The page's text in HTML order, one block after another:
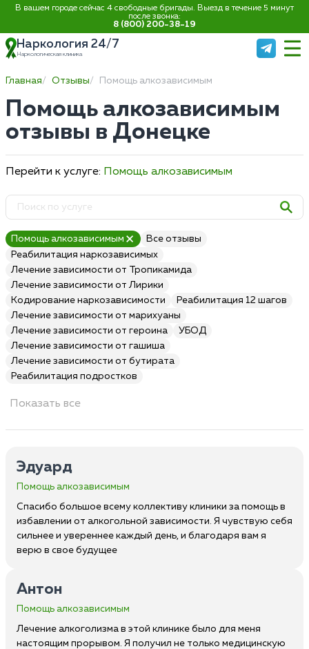
В вашем городе сейчас 4 свободные бригады. Выезд в течение 5 минут
после звонка:
8 (800) 200-38-19
Наркология 24/7
Наркологическая клиника
Главная Отзывы Помощь алкозависимым
Помощь алкозависимым
отзывы в Донецке
Перейти к услуге: Помощь алкозависимым
Помощь алкозависимым
Все отзывы
Реабилитация наркозависимых
Лечение зависимости от Тропикамида
Лечение зависимости от Лирики
Кодирование наркозависимости
Реабилитация 12 шагов
Лечение зависимости от марихуаны
Лечение зависимости от героина
УБОД
Лечение зависимости от гашиша
Лечение зависимости от бутирата
Реабилитация подростков
Показать все
Эдуард
Помощь алкозависимым
Спасибо большое всему коллективу клиники за помощь в
избавлении от алкогольной зависимости. Я чувствую себя
сильнее и увереннее каждый день, и благодаря вам я
верю в свое будущее
Антон
Помощь алкозависимым
Лечение алкоголизма в этой клинике было для меня
настоящим прорывом. Я получил не только медицинскую